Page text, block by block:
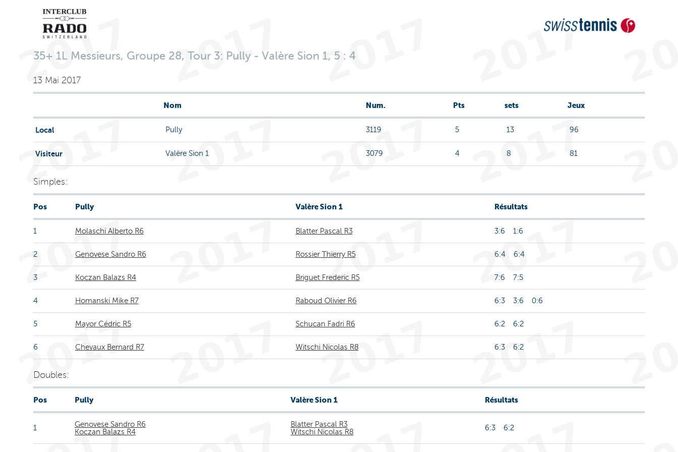
35+ 1L Messieurs, Groupe 28, Tour 3: Pully - Valère Sion 1, 5 : 4
13 Mai 2017
Nom Num. Pts sets Jeux
Local Pully 3119 5 13 96
Visiteur Valère Sion 1 3079 4 8 81
Simples:
Pos Pully Valère Sion 1 Résultats
1 Molaschi Alberto R6 Blatter Pascal R3 3:6 1:6
2 Genovese Sandro R6 Rossier Thierry R5 6:4 6:4
3 Koczan Balazs R4 Briguet Frederic R5 7:6 7:5
4 Homanski Mike R7 Raboud Olivier R6 6:3 3:6 0:6
5 Mayor Cédric R5 Schucan Fadri R6 6:2 6:2
6 Chevaux Bernard R7 Witschi Nicolas R8 6:3 6:2
Doubles:
Pos Pully Valère Sion 1 Résultats
1
Genovese Sandro R6
Koczan Balazs R4
Blatter Pascal R3
Witschi Nicolas R8
6:3 6:2